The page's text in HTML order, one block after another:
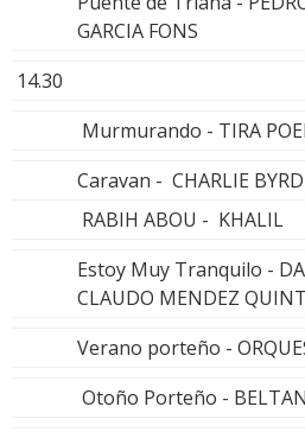
GARCIA FONS
14.30
Murmurando - TIRA
Caravan - CHARLIE
RABIH ABOU - KHALIL
Estoy Muy Tranquilo -
CLAUDO MENDEZ
Verano porteño -
Otoño Porteño -